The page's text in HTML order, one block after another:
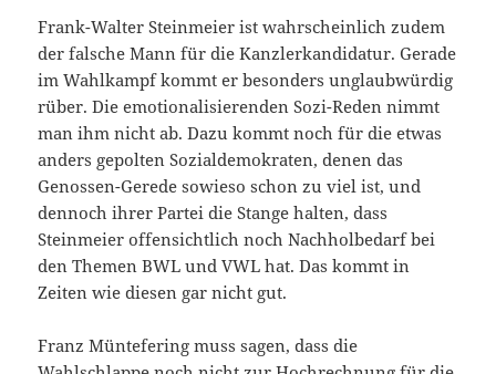
Frank-Walter Steinmeier ist wahrscheinlich zudem
der falsche Mann für die Kanzlerkandidatur. Gerade
im Wahlkampf kommt er besonders unglaubwürdig
rüber. Die emotionalisierenden Sozi-Reden nimmt
man ihm nicht ab. Dazu kommt noch für die etwas
anders gepolten Sozialdemokraten, denen das
Genossen-Gerede sowieso schon zu viel ist, und
dennoch ihrer Partei die Stange halten, dass
Steinmeier offensichtlich noch Nachholbedarf bei
den Themen BWL und VWL hat. Das kommt in
Zeiten wie diesen gar nicht gut.
Franz Müntefering muss sagen, dass die